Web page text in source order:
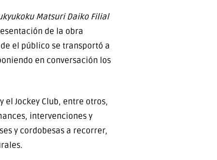
Matsuri Daiko Filial
de la obra
el público se transportó a
en conversación los
el Jockey Club, entre otros,
intervenciones y
y cordobesas a recorrer,